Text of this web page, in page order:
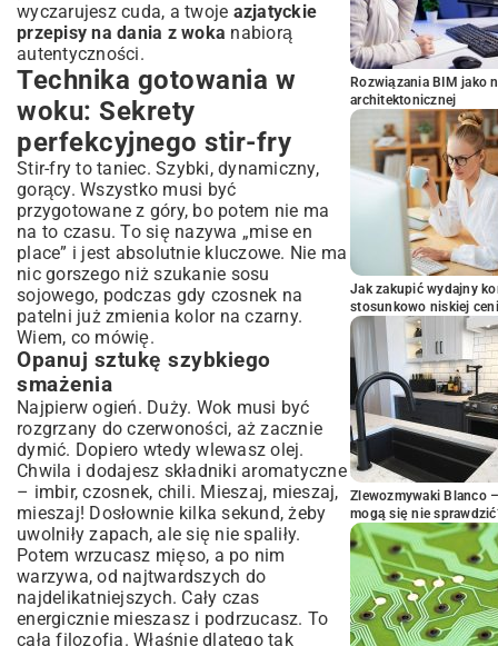
wyczarujesz cuda, a twoje azjatyckie
przepisy na dania z woka nabiorą
autentyczności.
Technika gotowania w
woku: Sekrety
perfekcyjnego stir-fry
Stir-fry to taniec. Szybki, dynamiczny,
gorący. Wszystko musi być
przygotowane z góry, bo potem nie ma
na to czasu. To się nazywa „mise en
place” i jest absolutnie kluczowe. Nie ma
nic gorszego niż szukanie sosu
sojowego, podczas gdy czosnek na
patelni już zmienia kolor na czarny.
Wiem, co mówię.
Opanuj sztukę szybkiego
smażenia
Najpierw ogień. Duży. Wok musi być
rozgrzany do czerwoności, aż zacznie
dymić. Dopiero wtedy wlewasz olej.
Chwila i dodajesz składniki aromatyczne
– imbir, czosnek, chili. Mieszaj, mieszaj,
mieszaj! Dosłownie kilka sekund, żeby
uwolniły zapach, ale się nie spaliły.
Potem wrzucasz mięso, a po nim
warzywa, od najtwardszych do
najdelikatniejszych. Cały czas
energicznie mieszasz i podrzucasz. To
cała filozofia. Właśnie dlatego tak
Rozwiązania BIM jako
architektonicznej
Jak zakupić wydajny
stosunkowo niskiej
Zlewozmywaki Blanco
mogą się nie